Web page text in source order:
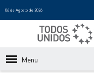
06 de Agosto de 2026
Menu